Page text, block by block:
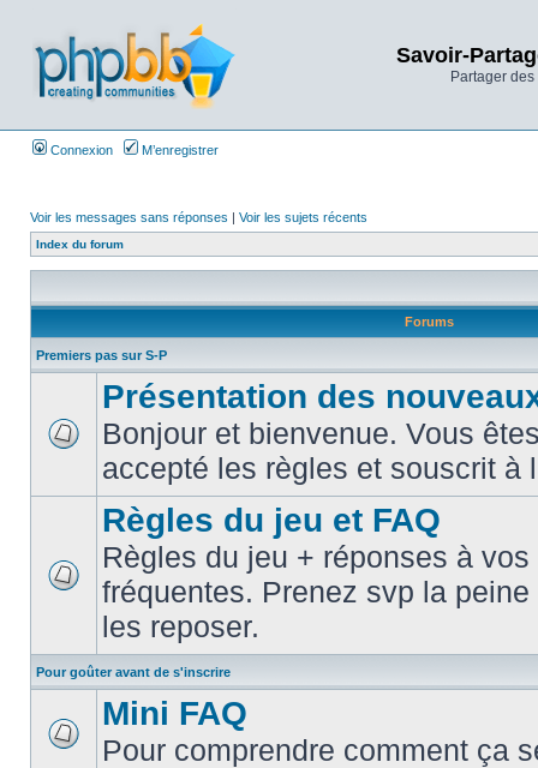
Savoir-
Partager
Connexion M’enregistrer
Voir les messages sans réponses | Voir les sujets récents
Index du forum
Forums
Premiers pas sur S-P
Présentation des
Bonjour et bienvenue. Vous
accepté les règles et souscrit à
Règles du jeu et FAQ
Règles du jeu + réponses à
fréquentes. Prenez svp la
les reposer.
Pour goûter avant de s'inscrire
Mini FAQ
Pour comprendre comment ça